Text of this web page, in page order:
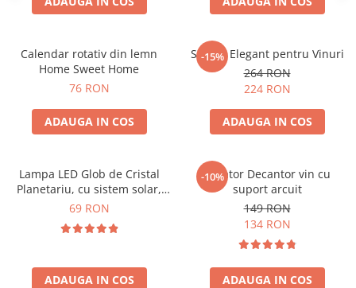
Calendar rotativ din lemn
Home Sweet Home
76 RON
ADAUGA IN COS
-15%
Suport Elegant pentru Vinuri
264 RON
224 RON
ADAUGA IN COS
Lampa LED Glob de Cristal
Planetariu, cu sistem solar,
cadou captivant
69 RON
ADAUGA IN COS
-10%
Aerator Decantor vin cu
suport arcuit
149 RON
134 RON
ADAUGA IN COS